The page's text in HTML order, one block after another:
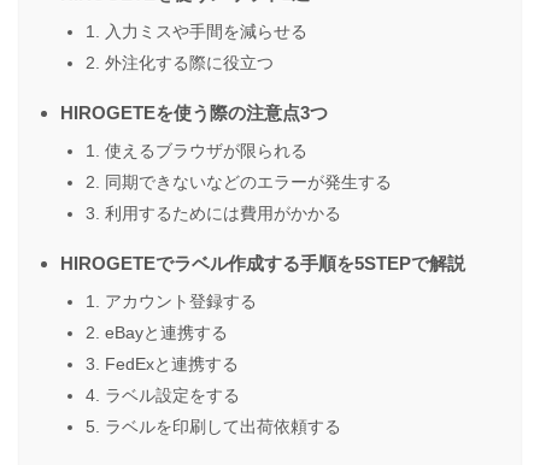
1. 入力ミスや手間を減らせる
2. 外注化する際に役立つ
HIROGETEを使う際の注意点3つ
1. 使えるブラウザが限られる
2. 同期できないなどのエラーが発生する
3. 利用するためには費用がかかる
HIROGETEでラベル作成する手順を5STEPで解説
1. アカウント登録する
2. eBayと連携する
3. FedExと連携する
4. ラベル設定をする
5. ラベルを印刷して出荷依頼する